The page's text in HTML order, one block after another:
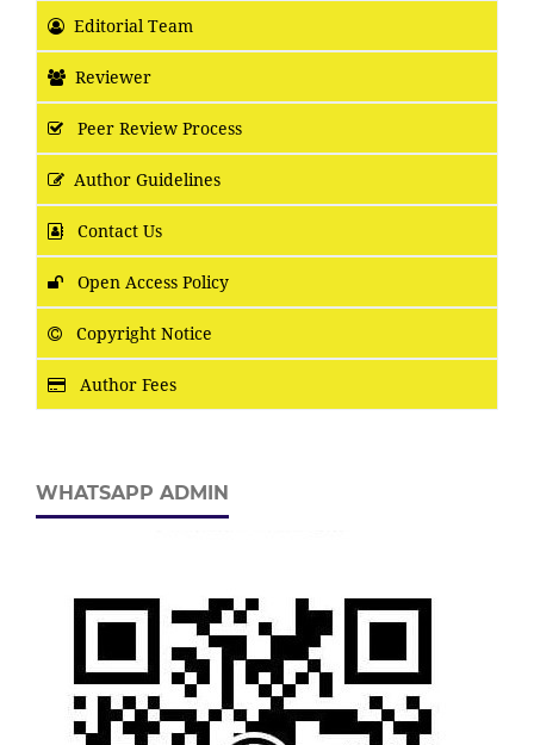
Editorial Team
Reviewer
Peer Review Process
Author Guidelines
Contact Us
Open Access Policy
Copyright Notice
Author Fees
WHATSAPP ADMIN